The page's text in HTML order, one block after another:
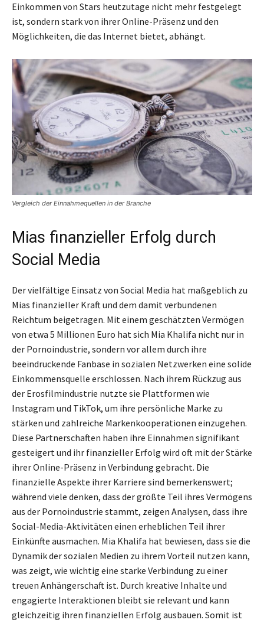
Einkommen von Stars heutzutage nicht mehr festgelegt
ist, sondern stark von ihrer Online-Präsenz und den
Möglichkeiten, die das Internet bietet, abhängt.
Vergleich der Einnahmequellen in der Branche
Mias finanzieller Erfolg durch
Social Media
Der vielfältige Einsatz von Social Media hat maßgeblich zu
Mias finanzieller Kraft und dem damit verbundenen
Reichtum beigetragen. Mit einem geschätzten Vermögen
von etwa 5 Millionen Euro hat sich Mia Khalifa nicht nur in
der Pornoindustrie, sondern vor allem durch ihre
beeindruckende Fanbase in sozialen Netzwerken eine solide
Einkommensquelle erschlossen. Nach ihrem Rückzug aus
der Erosfilmindustrie nutzte sie Plattformen wie
Instagram und TikTok, um ihre persönliche Marke zu
stärken und zahlreiche Markenkooperationen einzugehen.
Diese Partnerschaften haben ihre Einnahmen signifikant
gesteigert und ihr finanzieller Erfolg wird oft mit der Stärke
ihrer Online-Präsenz in Verbindung gebracht. Die
finanzielle Aspekte ihrer Karriere sind bemerkenswert;
während viele denken, dass der größte Teil ihres Vermögens
aus der Pornoindustrie stammt, zeigen Analysen, dass ihre
Social-Media-Aktivitäten einen erheblichen Teil ihrer
Einkünfte ausmachen. Mia Khalifa hat bewiesen, dass sie die
Dynamik der sozialen Medien zu ihrem Vorteil nutzen kann,
was zeigt, wie wichtig eine starke Verbindung zu einer
treuen Anhängerschaft ist. Durch kreative Inhalte und
engagierte Interaktionen bleibt sie relevant und kann
gleichzeitig ihren finanziellen Erfolg ausbauen. Somit ist